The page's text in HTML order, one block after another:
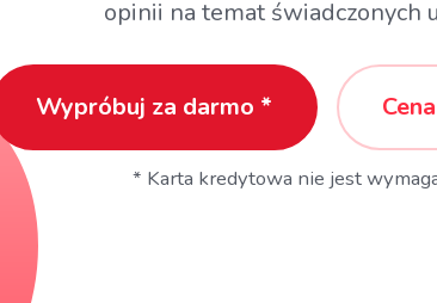
opinii na temat świadczonych
Wypróbuj za darmo *
* Karta kredytowa nie jest